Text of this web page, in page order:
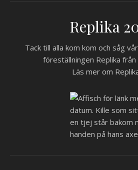
Replika
Tack till alla kom kom och såg
föreställningen Replika från
Läs mer om